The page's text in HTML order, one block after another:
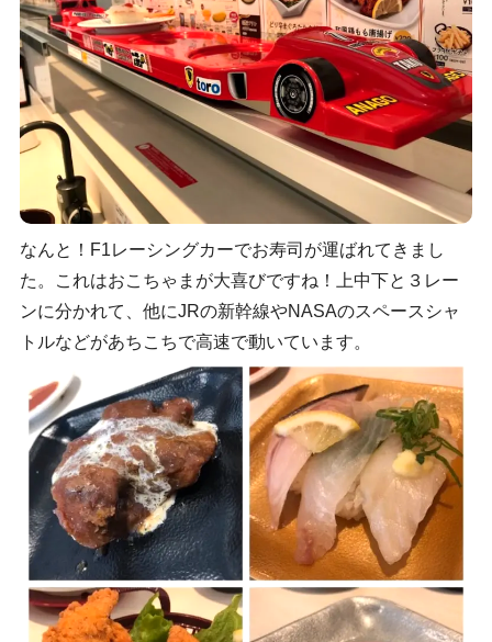
なんと！F1レーシングカーでお寿司が運ばれてきまし
た。これはおこちゃまが大喜びですね！上中下と３レー
ンに分かれて、他にJRの新幹線やNASAのスペースシャ
トルなどがあちこちで高速で動いています。